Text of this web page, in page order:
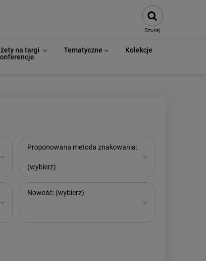
Szukaj
na targi
Tematyczne Kolekcje
Proponowana metoda znakowania:
(wybierz)
Nowość: (wybierz)